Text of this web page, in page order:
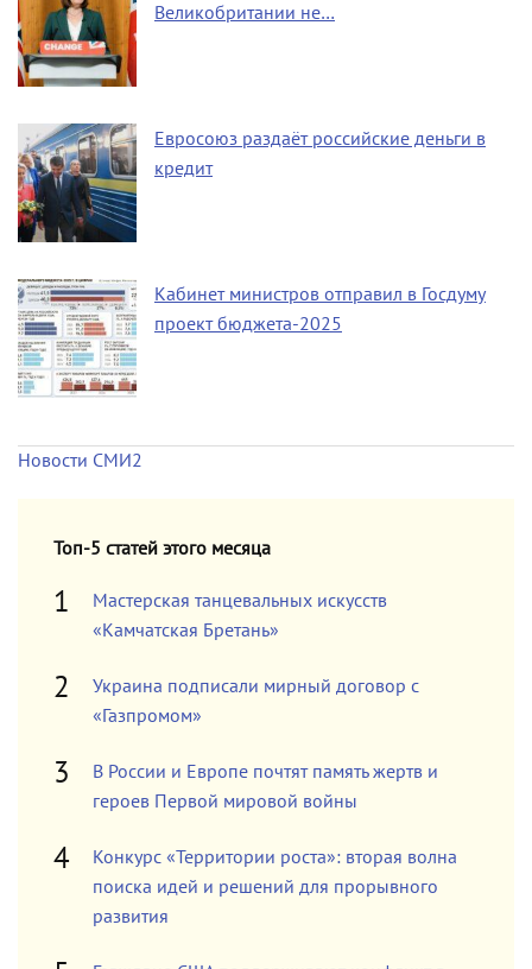
Великобритании не…
Евросоюз раздаёт российские деньги в
кредит
Кабинет министров отправил в Госдуму
проект бюджета-2025
Новости СМИ2
Топ-5 статей этого месяца
Мастерская танцевальных искусств
«Камчатская Бретань»
Украина подписали мирный договор с
«Газпромом»
В России и Европе почтят память жертв и
героев Первой мировой войны
Конкурс «Территории роста»: вторая волна
поиска идей и решений для прорывного
развития